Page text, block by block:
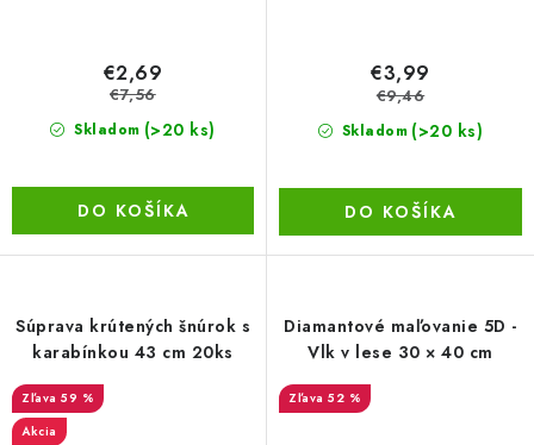
Skladom (>20 ks)
€2,69
€7,56
DO KOŠÍKA
Skladom (>20 ks)
€3,99
€9,46
DO KOŠÍKA
Súprava krútených šnúrok s
karabínkou 43 cm 20ks
59 %
Akcia
Diamantové maľovanie 5D -
Vlk v lese 30 × 40 cm
52 %